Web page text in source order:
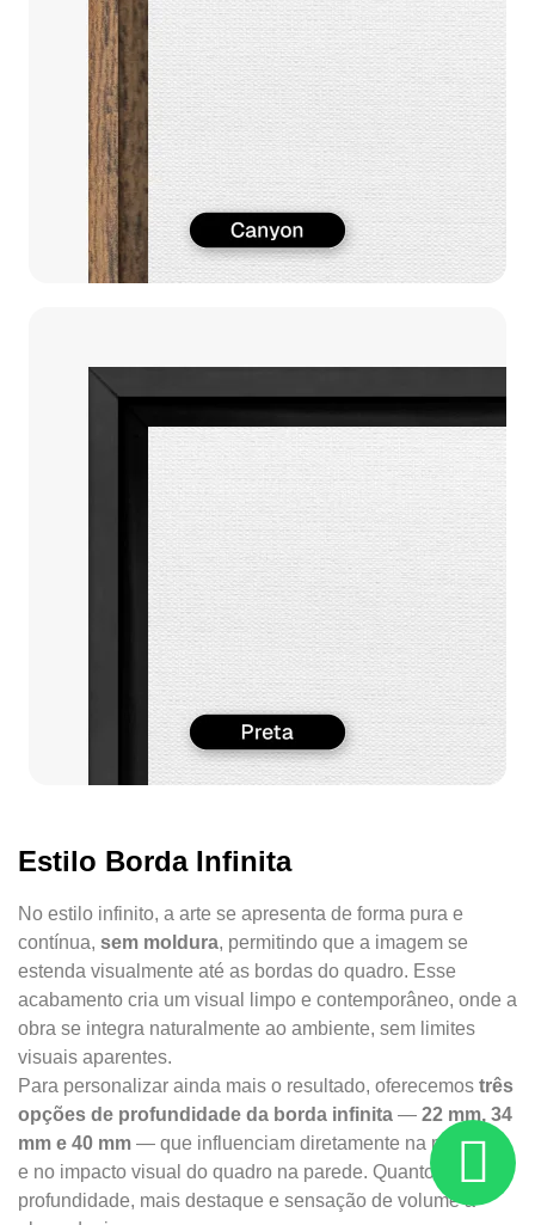
Estilo Borda Infinita
No estilo infinito, a arte se apresenta de forma pura e
contínua, sem moldura, permitindo que a imagem se
estenda visualmente até as bordas do quadro. Esse
acabamento cria um visual limpo e contemporâneo, onde a
obra se integra naturalmente ao ambiente, sem limites
visuais aparentes.
Para personalizar ainda mais o resultado, oferecemos três
opções de profundidade da borda infinita — 22 mm, 34
mm e 40 mm — que influenciam diretamente na presença
e no impacto visual do quadro na parede. Quanto maior a
profundidade, mais destaque e sensação de volume a